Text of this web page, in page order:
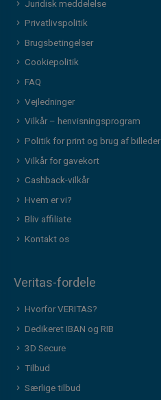
Juridisk meddelelse
Privatlivspolitik
Brugsbetingelser
Cookiepolitik
FAQ
Vejledninger
Vilkår – henvisningsprogram
Politik for print og brug af billeder
Vilkår for gavekort
Cashback-vilkår
Hvem er vi?
Bliv affiliate
Kontakt os
Veritas-fordele
Hvorfor VERITAS?
Dedikeret IBAN og RIB
3D Secure
Tilbud
Særlige tilbud